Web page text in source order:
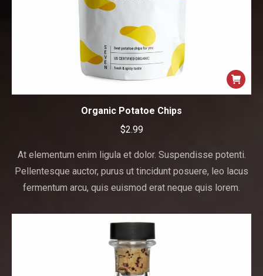
Organic Potatoe Chips
$2.99
At elementum enim ligula et dolor. Suspendisse potenti.
Pellentesque auctor, purus ut tincidunt posuere, leo lacus
fermentum arcu, quis euismod erat neque quis lorem.